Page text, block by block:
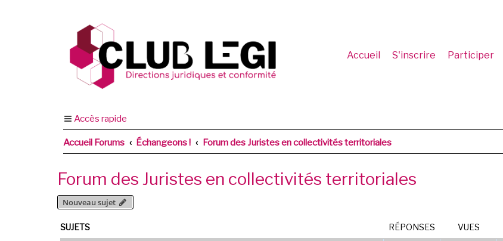
Accueil S'inscrire Participer
Accès rapide
Accueil Forums Échangeons ! Forum des Juristes en collectivités territoriales
Forum des Juristes en collectivités territoriales
Nouveau sujet
SUJETS RÉPONSES VUES